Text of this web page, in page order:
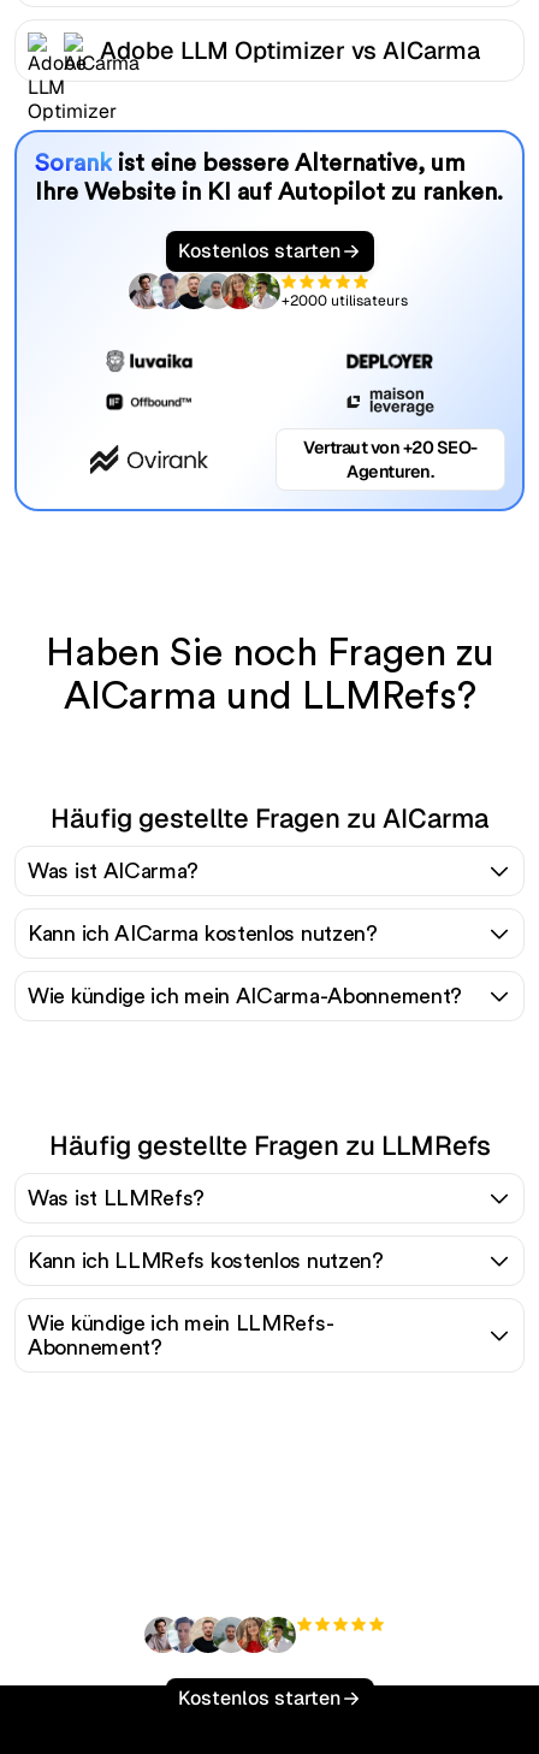
Adobe LLM Optimizer vs AICarma
Sorankist eine bessere Alternative, um
Ihre Website in KI auf Autopilot zu ranken.
Kostenlos starten
+2000 utilisateurs
Vertraut von +20 SEO-
Agenturen.
Haben Sie noch Fragen zu
AICarma und LLMRefs?
Häufig gestellte Fragen zu AICarma
Was ist AICarma?
Kann ich AICarma kostenlos nutzen?
Wie kündige ich mein AICarma-Abonnement?
Häufig gestellte Fragen zu LLMRefs
Was ist LLMRefs?
Kann ich LLMRefs kostenlos nutzen?
Wie kündige ich mein LLMRefs-
Abonnement?
Kostenlos starten